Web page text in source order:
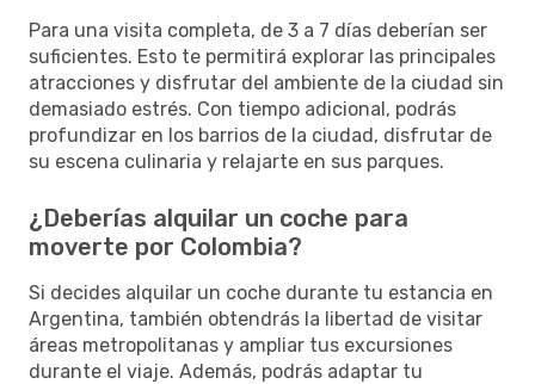
Para una visita completa, de 3 a 7 días deberían ser
suficientes. Esto te permitirá explorar las principales
atracciones y disfrutar del ambiente de la ciudad sin
demasiado estrés. Con tiempo adicional, podrás
profundizar en los barrios de la ciudad, disfrutar de
su escena culinaria y relajarte en sus parques.
¿Deberías alquilar un coche para
moverte por Colombia?
Si decides alquilar un coche durante tu estancia en
Argentina, también obtendrás la libertad de visitar
áreas metropolitanas y ampliar tus excursiones
durante el viaje. Además, podrás adaptar tu